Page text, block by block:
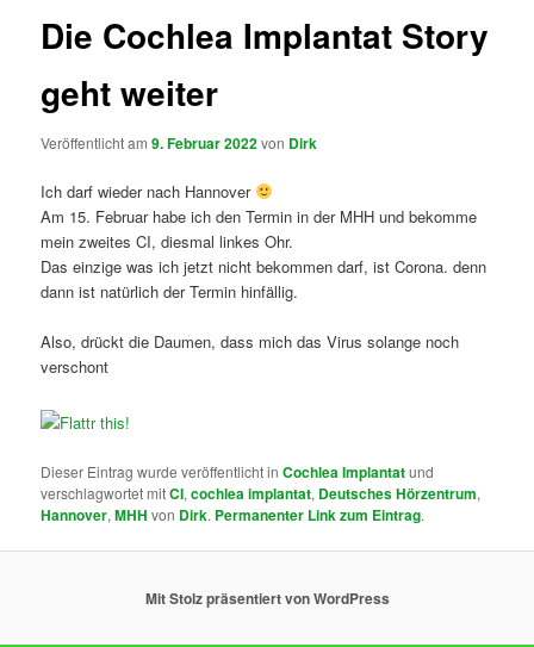
Die Cochlea Implantat Story
geht weiter
Veröffentlicht am9. Februar 2022von Dirk
Ich darf wieder nach Hannover
Am 15. Februar habe ich den Termin in der MHH und bekomme
mein zweites CI, diesmal linkes Ohr.
Das einzige was ich jetzt nicht bekommen darf, ist Corona. denn
dann ist natürlich der Termin hinfällig.
Also, drückt die Daumen, dass mich das Virus solange noch
verschont
Dieser Eintrag wurde veröffentlicht inCochlea Implantatund
verschlagwortet mitCI,cochlea implantat, Deutsches Hörzentrum,
Hannover,MHH von Dirk. Permanenter Link zum Eintrag.
Mit Stolz präsentiert von WordPress